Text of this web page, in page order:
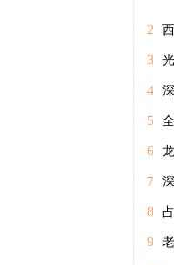
2
万
3
通
4
经
5
体！
6
期开
7
8
工
9